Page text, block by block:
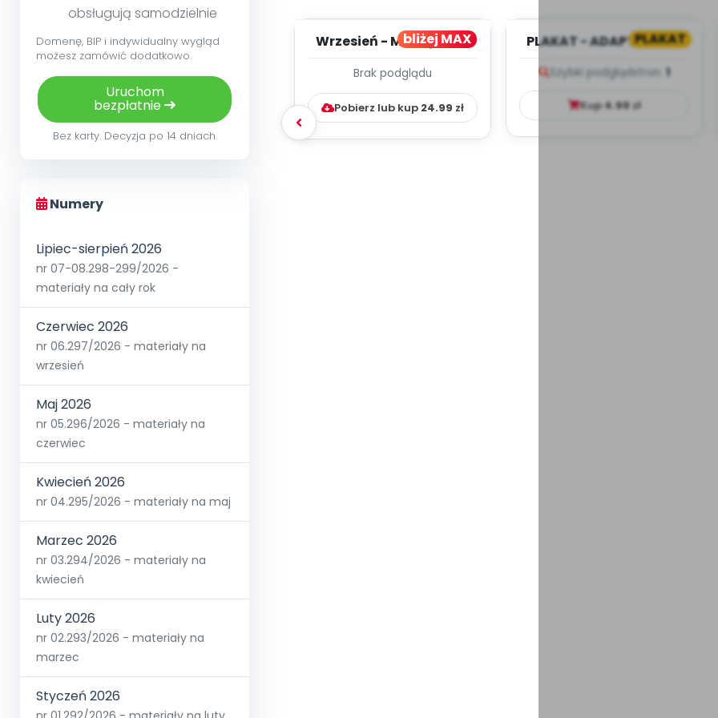
obsługują samodzielnie
Domenę, BIP i indywidualny wygląd
możesz zamówić dodatkowo.
Uruchom
bezpłatnie
Bez karty. Decyzja po 14 dniach.
Numery
Lipiec-sierpień 2026
nr 07-08.298-299/2026 -
materiały na cały rok
Czerwiec 2026
nr 06.297/2026 - materiały na
wrzesień
Maj 2026
nr 05.296/2026 - materiały na
czerwiec
Kwiecień 2026
nr 04.295/2026 - materiały na maj
Marzec 2026
nr 03.294/2026 - materiały na
kwiecień
Luty 2026
nr 02.293/2026 - materiały na
marzec
Styczeń 2026
bliżej MAX
Wrzesień - MIESIĘCZNY
WYCHOWAWCZO –
DYDAKTYC...
Brak podglądu
Pobierz lub kup 24.99 zł
PLAKAT
PLAKAT - ADAPTACJA -
Szybki podglądstron: 1
Kup4.99zł